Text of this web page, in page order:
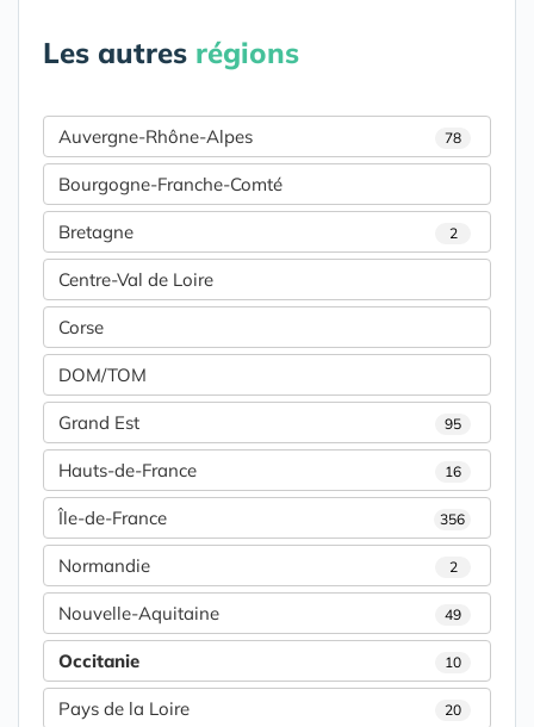
Les autres régions
Auvergne-Rhône-Alpes 78
Bourgogne-Franche-Comté
Bretagne 2
Centre-Val de Loire
Corse
DOM/TOM
Grand Est 95
Hauts-de-France 16
Île-de-France 356
Normandie 2
Nouvelle-Aquitaine 49
Occitanie 10
Pays de la Loire 20